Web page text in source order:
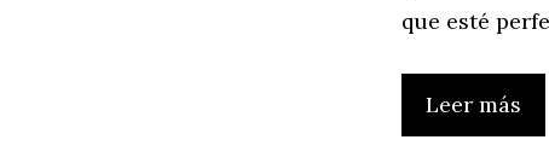
que esté
Leer más